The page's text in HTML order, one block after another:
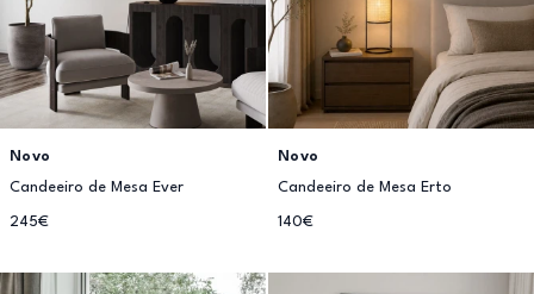
Novo
Candeeiro de Mesa Ever
245€
Novo
Candeeiro de Mesa Erto
140€